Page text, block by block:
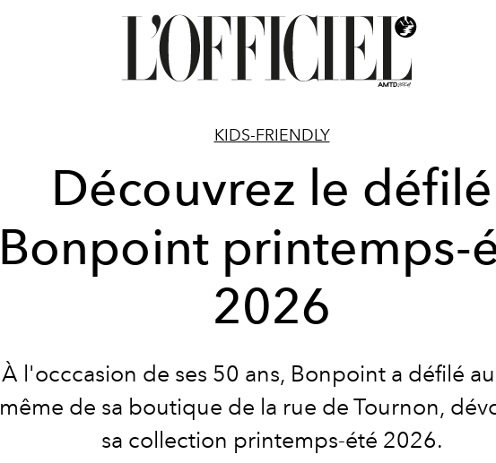
KIDS-FRIENDLY
Découvrez le défilé
Bonpoint printemps-
2026
À l'occcasion de ses 50 ans, Bonpoint a défilé
même de sa boutique de la rue de Tournon,
sa collection printemps-été 2026.